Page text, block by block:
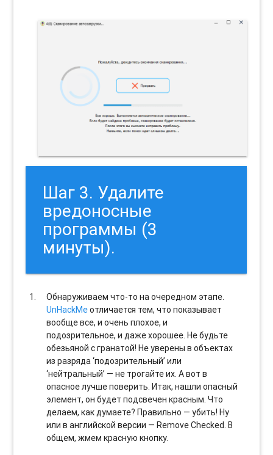
Шаг 3. Удалите
вредоносные
программы (3
минуты).
Обнаруживаем что-то на очередном этапе.
UnHackMeотличается тем, что показывает
вообще все, и очень плохое, и
подозрительное, и даже хорошее. Не будьте
обезьяной с гранатой! Не уверены в объектах
из разряда ‘подозрительный’ или
‘нейтральный’ — не трогайте их. А вот в
опасное лучше поверить. Итак, нашли опасный
элемент, он будет подсвечен красным. Что
делаем, как думаете? Правильно — убить! Ну
или в английской версии — Remove Checked. В
общем, жмем красную кнопку.